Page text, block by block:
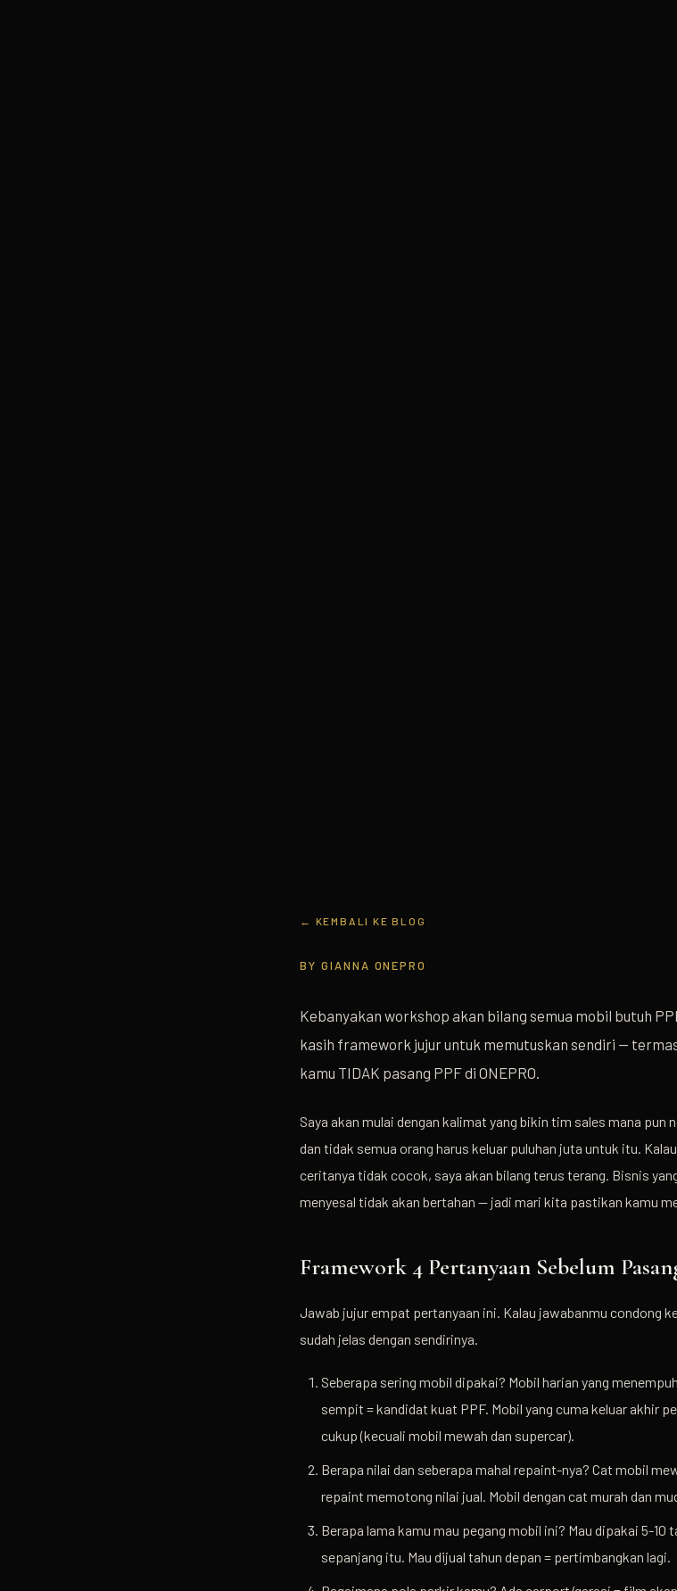
← KEMBALI KE BLOG
BY GIANNA ONEPRO
Kebanyakan workshop akan bilang semua mobil butuh
kasih framework jujur untuk memutuskan sendiri —
kamu TIDAK pasang PPF di ONEPRO.
Saya akan mulai dengan kalimat yang bikin tim sales mana pun
dan tidak semua orang harus keluar puluhan juta untuk itu.
ceritanya tidak cocok, saya akan bilang terus terang. Bisnis
menyesal tidak akan bertahan — jadi mari kita pastikan kamu
Framework 4 Pertanyaan Sebelum
Jawab jujur empat pertanyaan ini. Kalau jawabanmu condong
sudah jelas dengan sendirinya.
Seberapa sering mobil dipakai? Mobil harian yang
sempit = kandidat kuat PPF. Mobil yang cuma keluar akhir
cukup (kecuali mobil mewah dan supercar).
Berapa nilai dan seberapa mahal repaint-nya? Cat mobil
repaint memotong nilai jual. Mobil dengan cat murah dan
Berapa lama kamu mau pegang mobil ini? Mau dipakai 5-10
sepanjang itu. Mau dijual tahun depan = pertimbangkan lagi.